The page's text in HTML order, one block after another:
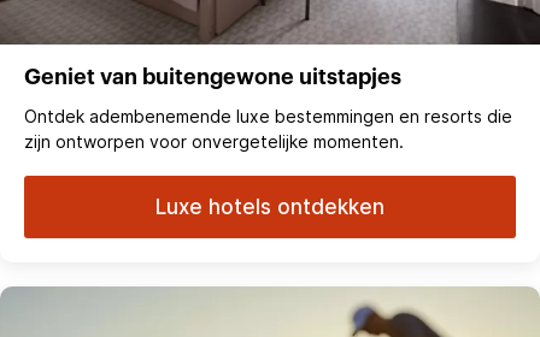
Geniet van buitengewone uitstapjes
Ontdek adembenemende luxe bestemmingen en resorts die
zijn ontworpen voor onvergetelijke momenten.
Luxe hotels ontdekken